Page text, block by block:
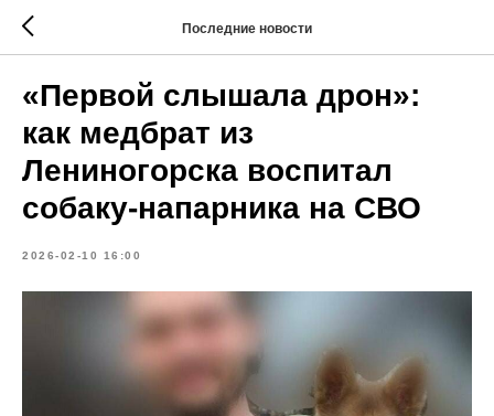
Последние новости
«Первой слышала дрон»:
как медбрат из
Лениногорска воспитал
собаку-напарника на СВО
2026-02-10 16:00